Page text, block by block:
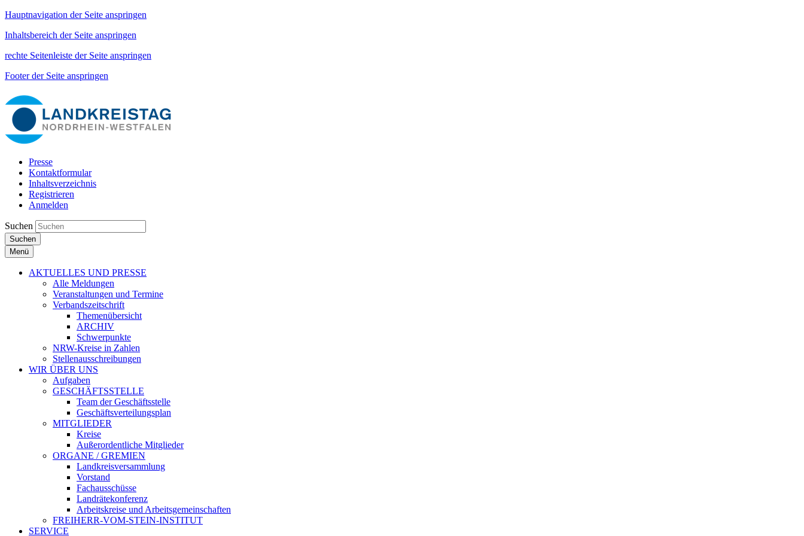
Hauptnavigation der Seite anspringen
Inhaltsbereich der Seite anspringen
rechte Seitenleiste der Seite anspringen
Footer der Seite anspringen
Presse
Kontaktformular
Inhaltsverzeichnis
Registrieren
Anmelden
Suchen
Suchen
Menü
AKTUELLES UND PRESSE
Alle Meldungen
Veranstaltungen und Termine
Verbandszeitschrift
Themenübersicht
ARCHIV
Schwerpunkte
NRW-Kreise in Zahlen
Stellenausschreibungen
WIR ÜBER UNS
Aufgaben
GESCHÄFTSSTELLE
Team der Geschäftsstelle
Geschäftsverteilungsplan
MITGLIEDER
Kreise
Außerordentliche Mitglieder
ORGANE / GREMIEN
Landkreisversammlung
Vorstand
Fachausschüsse
Landrätekonferenz
Arbeitskreise und Arbeitsgemeinschaften
FREIHERR-VOM-STEIN-INSTITUT
SERVICE